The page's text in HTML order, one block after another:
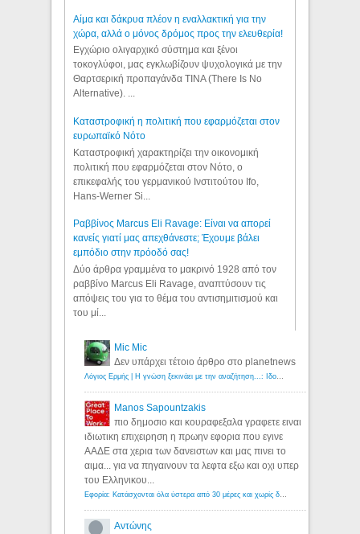
Αίμα και δάκρυα πλέον η εναλλακτική για την
χώρα, αλλά ο μόνος δρόμος προς την ελευθερία!
Εγχώριο ολιγαρχικό σύστημα και ξένοι
τοκογλύφοι, μας εγκλωβίζουν ψυχολογικά με την
Θαρτσερική προπαγάνδα TINA (There Is No
Alternative). ...
Καταστροφική η πολιτική που εφαρμόζεται στον
ευρωπαϊκό Νότο
Καταστροφική χαρακτηρίζει την οικονομική
πολιτική που εφαρμόζεται στον Νότο, ο
επικεφαλής του γερμανικού Ινστιτούτου Ifo,
Hans-Werner Si...
Ραββίνος Marcus Eli Ravage: Είναι να απορεί
κανείς γιατί μας απεχθάνεστε; Έχουμε βάλει
εμπόδιο στην πρόοδό σας!
Δύο άρθρα γραμμένα το μακρινό 1928 από τον
ραββίνο Marcus Eli Ravage, αναπτύσουν τις
απόψεις του για το θέμα του αντισημιτισμού και
του μί...
Mic Mic
Δεν υπάρχει τέτοιο άρθρο στο planetnews
Λόγιος Ερμής | Η γνώση ξεκινάει με την αναζήτηση...: Ιδού οι 18 που χρωστούν 11 δις ευρώ!
Manos Sapountzakis
πιο δημοσιο και κουραφεξαλα γραφετε ειναι
ιδιωτικη επιχειρηση η πρωην εφορια που εγινε
ΑΑΔΕ στα χερια των δανειστων και μας πινει το
αιμα... για να πηγαινουν τα λεφτα εξω και οχι υπερ
του Ελληνικου...
Εφορία: Κατάσχονται όλα ύστερα από 30 μέρες και χωρίς δικαστικές αποφάσεις - Λόγιος Ερμής
Αντώνης